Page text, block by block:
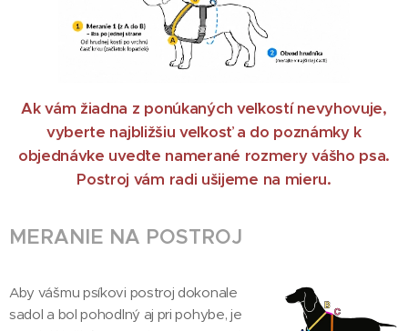
Ak vám žiadna z ponúkaných veľkostí nevyhovuje,
vyberte najbližšiu veľkosť a do poznámky k
objednávke uveďte namerané rozmery vášho psa.
Postroj vám radi ušijeme na mieru.
MERANIE NA POSTROJ
Aby vášmu psíkovi postroj dokonale
sadol a bol pohodlný aj pri pohybe, je